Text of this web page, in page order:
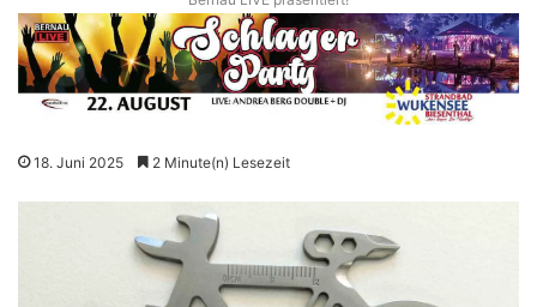
18. Juni 2025 2 Minute(n) Lesezeit